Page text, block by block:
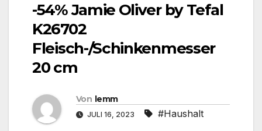
-54% Jamie Oliver by Tefal
K26702
Fleisch-/Schinkenmesser
20 cm
Von lemm
JULI 16, 2023 #Haushalt